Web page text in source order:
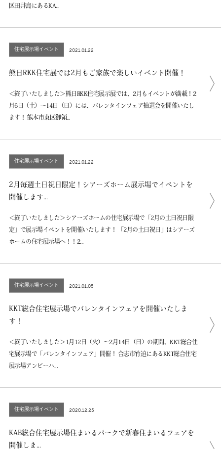
区田井島にあるKA...
住宅展示場イベント 2021.01.22
熊日RKK住宅展では2月もご家族で楽しいイベント開催！
＜終了いたしました＞熊日RKK住宅展示展では、2月もイベントが満載！2
月6日（土）～14日（日）には、バレンタインフェア抽選会を開催いたし
ます！ 熊本市東区御領...
住宅展示場イベント 2021.01.22
2月毎週土日祝日限定！シアーズホーム展示場でイベントを
開催します...
＜終了いたしました＞シアーズホームの住宅展示場で「2月の土日祝日限
定」で展示場イベントを開催いたします！ 「2月の土日祝日」はシアーズ
ホームの住宅展示場へ！！2...
住宅展示場イベント 2021.01.05
KKT総合住宅展示場でバレンタインフェアを開催いたしま
す！
＜終了いたしました＞1月12日（火）～2月14日（日）の期間、KKT総合住
宅展示場で「バレンタインフェア」開催！ 合志市竹迫にあるKKT総合住宅
展示場アンビーハ...
住宅展示場イベント 2020.12.25
KAB総合住宅展示場住まいるパークで新春住まいるフェアを
開催しま...